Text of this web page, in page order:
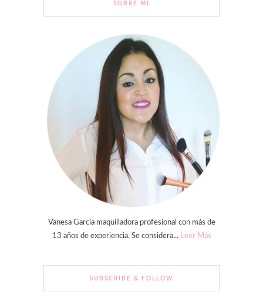
SOBRE MI
Vanesa Garcia maquilladora profesional con más de
13 años de experiencia. Se considera... Leer Más
SUBSCRIBE & FOLLOW